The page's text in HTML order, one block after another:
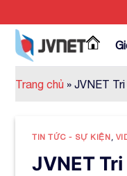
to
content
Trang chủ » JVNET
TIN TỨC - SỰ KIỆN
JVNET